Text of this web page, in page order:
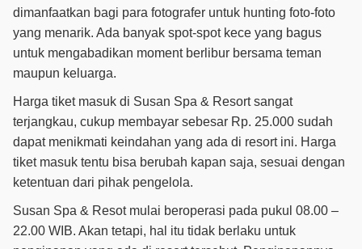
dimanfaatkan bagi para fotografer untuk hunting foto-foto
yang menarik. Ada banyak spot-spot kece yang bagus
untuk mengabadikan moment berlibur bersama teman
maupun keluarga.
Harga tiket masuk di Susan Spa & Resort sangat
terjangkau, cukup membayar sebesar Rp. 25.000 sudah
dapat menikmati keindahan yang ada di resort ini. Harga
tiket masuk tentu bisa berubah kapan saja, sesuai dengan
ketentuan dari pihak pengelola.
Susan Spa & Resot mulai beroperasi pada pukul 08.00 –
22.00 WIB. Akan tetapi, hal itu tidak berlaku untuk